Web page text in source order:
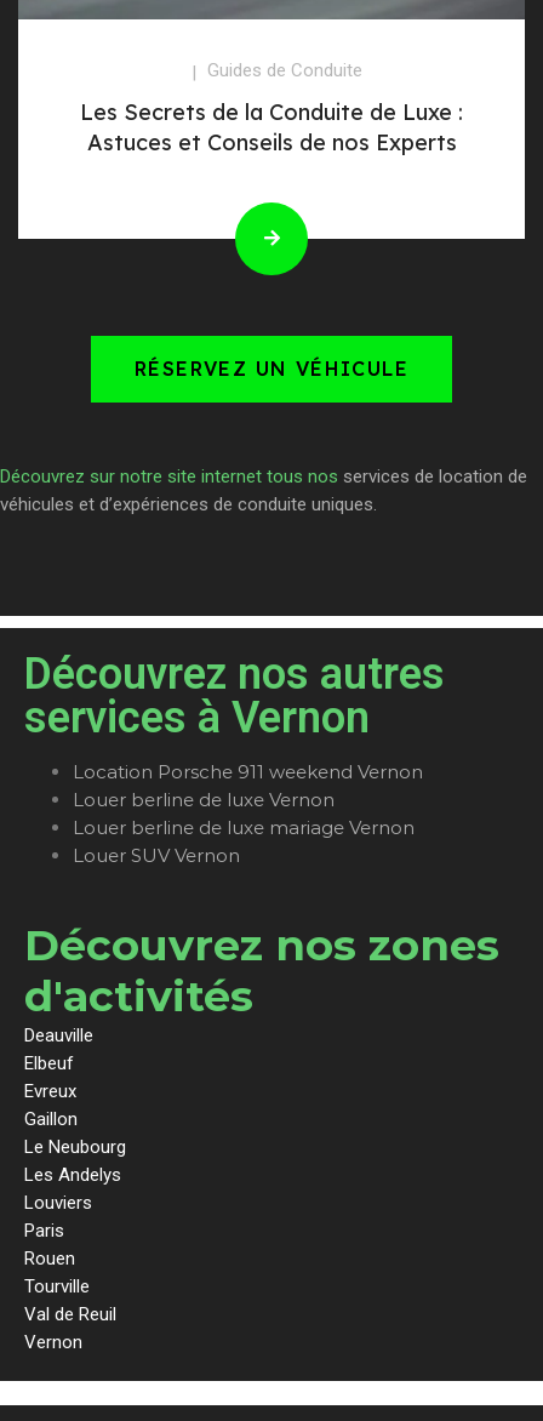
Guides de Conduite
Les Secrets de la Conduite de Luxe :
Astuces et Conseils de nos Experts
RÉSERVEZ UN VÉHICULE
Découvrez sur notre site internet tous nos services de location de
véhicules et d’expériences de conduite uniques.
Découvrez nos autres
services à Vernon
Location Porsche 911 weekend Vernon
Louer berline de luxe Vernon
Louer berline de luxe mariage Vernon
Louer SUV Vernon
Découvrez nos zones
d'activités
Deauville
Elbeuf
Evreux
Gaillon
Le Neubourg
Les Andelys
Louviers
Paris
Rouen
Tourville
Val de Reuil
Vernon